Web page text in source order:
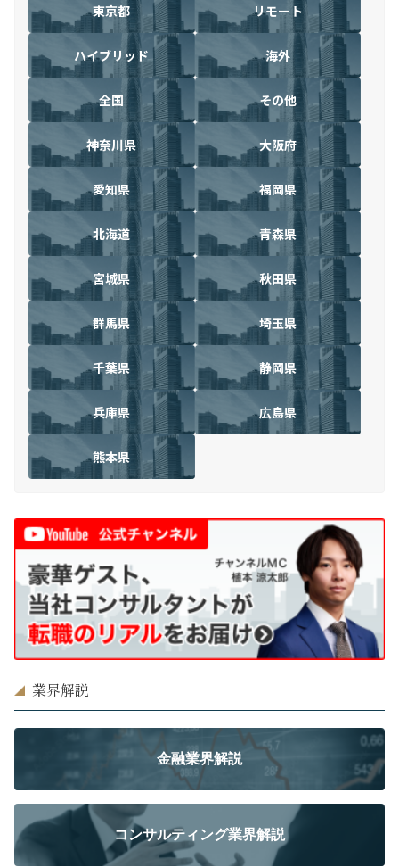
東京都 リモート
ハイブリッド 海外
全国 その他
神奈川県 大阪府
愛知県 福岡県
北海道 青森県
宮城県 秋田県
群馬県 埼玉県
千葉県 静岡県
兵庫県 広島県
熊本県
業界解説
金融業界解説
コンサルティング業界解説